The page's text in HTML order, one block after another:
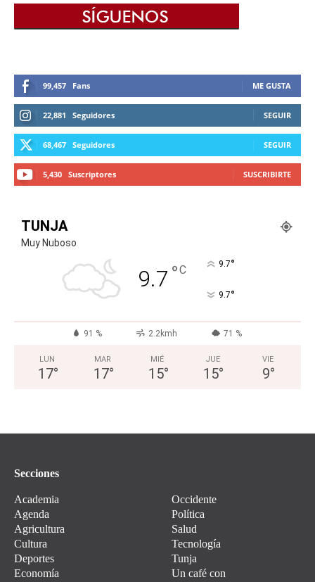
99,457 Fans ME GUSTA
22,881 Seguidores SEGUIR
68,467 Seguidores SEGUIR
5,430 Suscriptores SUSCRIBIRTE
TUNJA
Muy Nuboso
9.7 °C 9.7°
9.7°
91 % 2.2kmh 71 %
LUN
17°
MAR
17°
MIÉ
15°
JUE
15°
VIE
9°
Secciones
Academia
Agenda
Agricultura
Cultura
Deportes
Economía
Occidente
Política
Salud
Tecnología
Tunja
Un café con